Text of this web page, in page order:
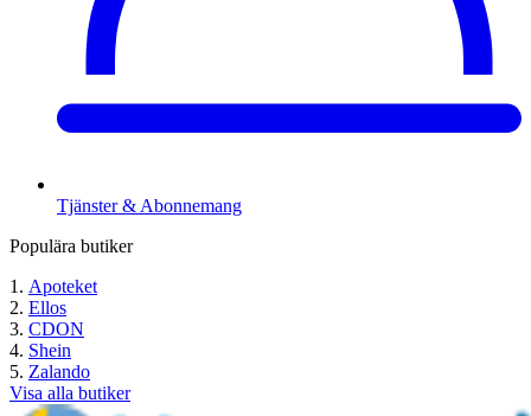
Tjänster & Abonnemang
Populära butiker
Apoteket
Ellos
CDON
Shein
Zalando
Visa alla butiker